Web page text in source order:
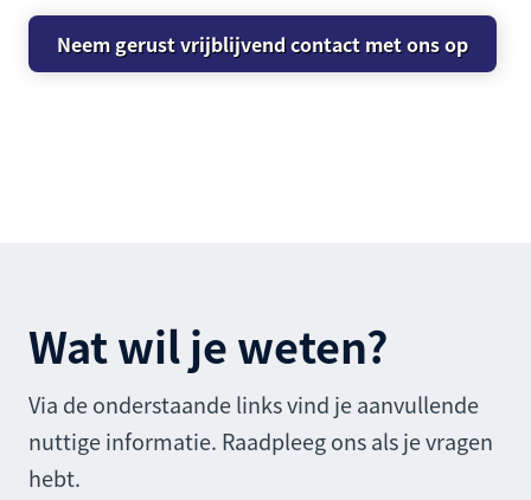
Neem gerust vrijblijvend contact met ons op
Wat wil je weten?
Via de onderstaande links vind je aanvullende
nuttige informatie. Raadpleeg ons als je vragen
hebt.